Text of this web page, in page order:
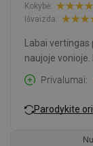
Kokybė:
Išvaizda:
Labai
naujoje
Privalumai
Parodykite